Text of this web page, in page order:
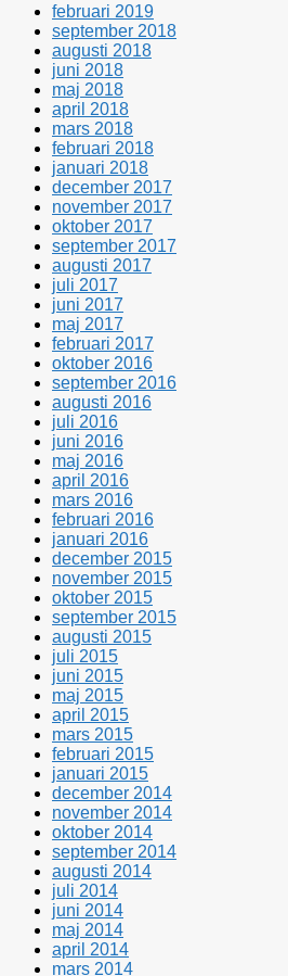
februari 2019
september 2018
augusti 2018
juni 2018
maj 2018
april 2018
mars 2018
februari 2018
januari 2018
december 2017
november 2017
oktober 2017
september 2017
augusti 2017
juli 2017
juni 2017
maj 2017
februari 2017
oktober 2016
september 2016
augusti 2016
juli 2016
juni 2016
maj 2016
april 2016
mars 2016
februari 2016
januari 2016
december 2015
november 2015
oktober 2015
september 2015
augusti 2015
juli 2015
juni 2015
maj 2015
april 2015
mars 2015
februari 2015
januari 2015
december 2014
november 2014
oktober 2014
september 2014
augusti 2014
juli 2014
juni 2014
maj 2014
april 2014
mars 2014